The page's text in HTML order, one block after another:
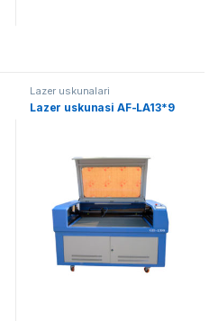
Lazer uskunalari
Lazer uskunasi AF-LA13*9